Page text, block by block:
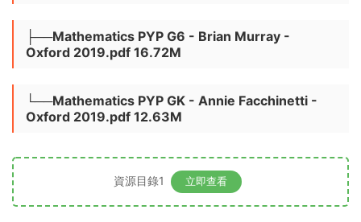
├──Mathematics PYP G6 - Brian Murray -
Oxford 2019.pdf 16.72M
└──Mathematics PYP GK - Annie Facchinetti -
Oxford 2019.pdf 12.63M
資源目錄1 立即查看